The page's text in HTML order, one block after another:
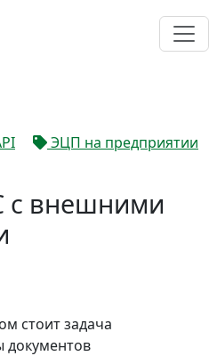
ЭЦП на предприятии
с внешними
стоит задача
документов